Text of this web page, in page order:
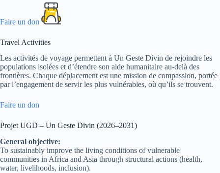
Faire un don
Travel Activities
Les activités de voyage permettent à Un Geste Divin de rejoindre les
populations isolées et d’étendre son aide humanitaire au-delà des
frontières. Chaque déplacement est une mission de compassion, portée
par l’engagement de servir les plus vulnérables, où qu’ils se trouvent.
Faire un don
Projet UGD – Un Geste Divin (2026–2031)
General objective:
To sustainably improve the living conditions of vulnerable
communities in Africa and Asia through structural actions (health,
water, livelihoods, inclusion).